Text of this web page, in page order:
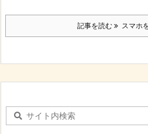
記事を読む スマホ